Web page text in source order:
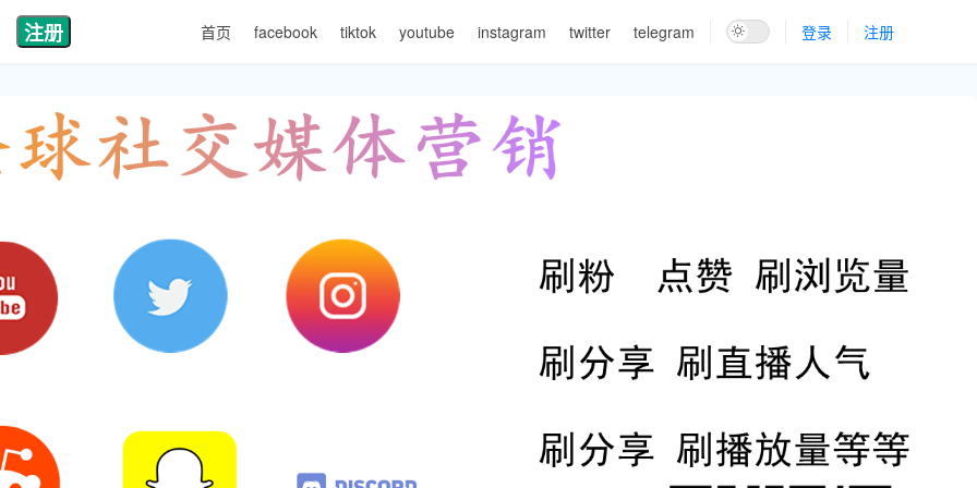
注册 首页 facebook tiktok youtube instagram twitter telegram 登录 注册